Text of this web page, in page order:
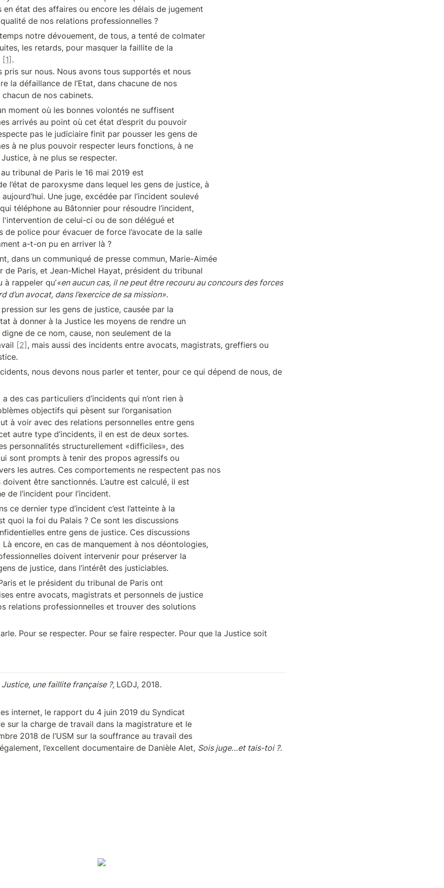
en état des affaires ou encore les délais de jugement
de nos relations professionnelles ?
notre dévouement, de tous, a tenté de colmater
les retards, pour masquer la faillite de la
[1] .
la défaillance de l’Etat, dans chacune de nos
de nos cabinets.
moment où les bonnes volontés ne suffisent
arrivés au point où cet état d’esprit du pouvoir
pas le judiciaire finit par pousser les gens de
à ne plus se respecter.
tribunal de Paris le 16 mai 2019 est
l’état de paroxysme dans lequel les gens de justice, à
Une juge, excédée par l’incident soulevé
téléphone au Bâtonnier pour résoudre l’incident,
l'intervention de celui-ci ou de son délégué et
de police pour évacuer de force l’avocate de la salle
a-t-on pu en arriver là ?
dans un communiqué de presse commun, Marie-Aimée
de Paris, et Jean-Michel Hayat, président du tribunal
à rappeler qu’«en aucun cas, il ne peut être recouru au concours des forces
d’un avocat, dans l’exercice de sa mission».
sur les gens de justice, causée par la
à donner à la Justice les moyens de rendre un
de ce nom, cause, non seulement de la
[2] , mais aussi des incidents entre avocats, magistrats, greffiers ou
nous devons nous parler et tenter, pour ce qui dépend de nous, de
des cas particuliers d’incidents qui n’ont rien à
à voir avec des relations personnelles entre gens
autre type d’incidents, il en est de deux sortes.
personnalités structurellement «difficiles», des
sont prompts à tenir des propos agressifs ou
les autres. Ces comportements ne respectent pas nos
de l’incident pour l’incident.
ce dernier type d’incident c’est l’atteinte à la
quoi la foi du Palais ? Ce sont les discussions
entre gens de justice. Ces discussions
Là encore, en cas de manquement à nos déontologies,
doivent intervenir pour préserver la
de justice, dans l’intérêt des justiciables.
et le président du tribunal de Paris ont
entre avocats, magistrats et personnels de justice
relations professionnelles et trouver des solutions
Pour se respecter. Pour se faire respecter. Pour que la Justice soit
Justice, une faillite française ?, LGDJ, 2018.
sur la charge de travail dans la magistrature et le
2018 de l’USM sur la souffrance au travail des
l’excellent documentaire de Danièle Alet, Sois juge…et tais-toi ?.